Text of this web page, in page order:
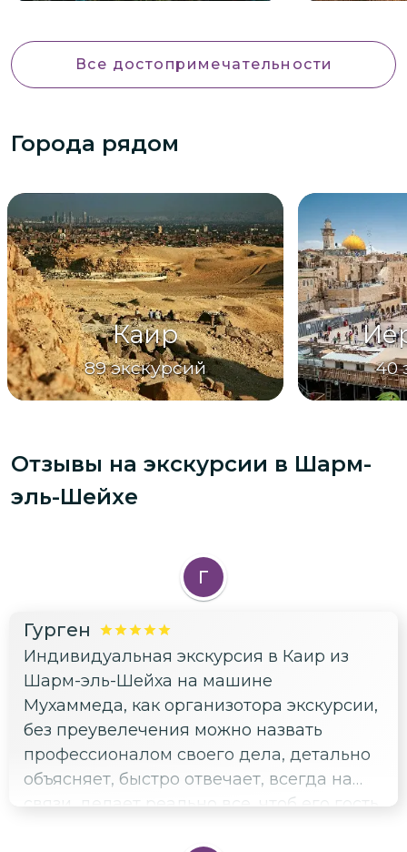
Все достопримечательности
Города рядом
Каир
89 экскурсий 40
Отзывы на экскурсии в Шарм-
эль-Шейхе
Г
Гурген
Индивидуальная экскурсия в Каир из
Шарм-эль-Шейха на машине
Мухаммеда, как организотора экскурсии,
без преувелечения можно назвать
профессионалом своего дела, детально
объясняет, быстро отвечает, всегда на
связи, делает реально все, чтоб его гость